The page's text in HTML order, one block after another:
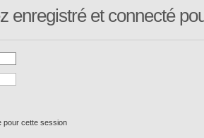
enregistré et connecté
pour cette session